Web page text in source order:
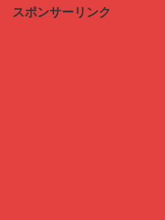
スポンサーリンク